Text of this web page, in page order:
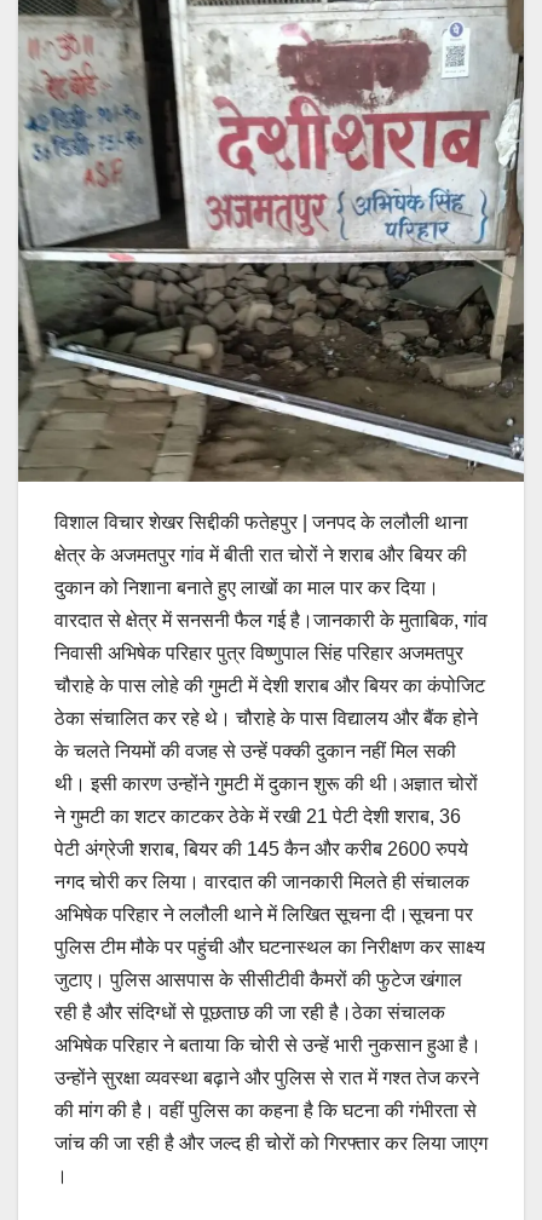
विशाल विचार शेखर सिद्दीकी फतेहपुर | जनपद के ललौली थाना
क्षेत्र के अजमतपुर गांव में बीती रात चोरों ने शराब और बियर की
दुकान को निशाना बनाते हुए लाखों का माल पार कर दिया।
वारदात से क्षेत्र में सनसनी फैल गई है।जानकारी के मुताबिक, गांव
निवासी अभिषेक परिहार पुत्र विष्णुपाल सिंह परिहार अजमतपुर
चौराहे के पास लोहे की गुमटी में देशी शराब और बियर का कंपोजिट
ठेका संचालित कर रहे थे। चौराहे के पास विद्यालय और बैंक होने
के चलते नियमों की वजह से उन्हें पक्की दुकान नहीं मिल सकी
थी। इसी कारण उन्होंने गुमटी में दुकान शुरू की थी।अज्ञात चोरों
ने गुमटी का शटर काटकर ठेके में रखी 21 पेटी देशी शराब, 36
पेटी अंग्रेजी शराब, बियर की 145 कैन और करीब 2600 रुपये
नगद चोरी कर लिया। वारदात की जानकारी मिलते ही संचालक
अभिषेक परिहार ने ललौली थाने में लिखित सूचना दी।सूचना पर
पुलिस टीम मौके पर पहुंची और घटनास्थल का निरीक्षण कर साक्ष्य
जुटाए। पुलिस आसपास के सीसीटीवी कैमरों की फुटेज खंगाल
रही है और संदिग्धों से पूछताछ की जा रही है।ठेका संचालक
अभिषेक परिहार ने बताया कि चोरी से उन्हें भारी नुकसान हुआ है।
उन्होंने सुरक्षा व्यवस्था बढ़ाने और पुलिस से रात में गश्त तेज करने
की मांग की है। वहीं पुलिस का कहना है कि घटना की गंभीरता से
जांच की जा रही है और जल्द ही चोरों को गिरफ्तार कर लिया जाएग
।